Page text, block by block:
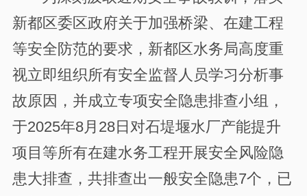
新都区委区政府关于加强桥梁、在建工程
等安全防范的要求，新都区水务局高度重
视立即组织所有安全监督人员学习分析事
故原因，并成立专项安全隐患排查小组，
于2025年8月28日对石堤堰水厂产能提升
项目等所有在建水务工程开展安全风险隐
患大排查，共排查出一般安全隐患7个，已